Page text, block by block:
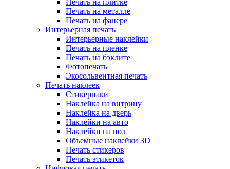
Печать на плитке
Печать на металле
Печать на фанере
Интерьерная печать
Интерьерные наклейки
Печать на пленке
Печать на бэклите
Фотопечать
Экосольвентная печать
Печать наклеек
Стикерпаки
Наклейка на витрину
Наклейка на дверь
Наклейки на авто
Наклейки на пол
Объемные наклейки 3D
Печать стикеров
Печать этикеток